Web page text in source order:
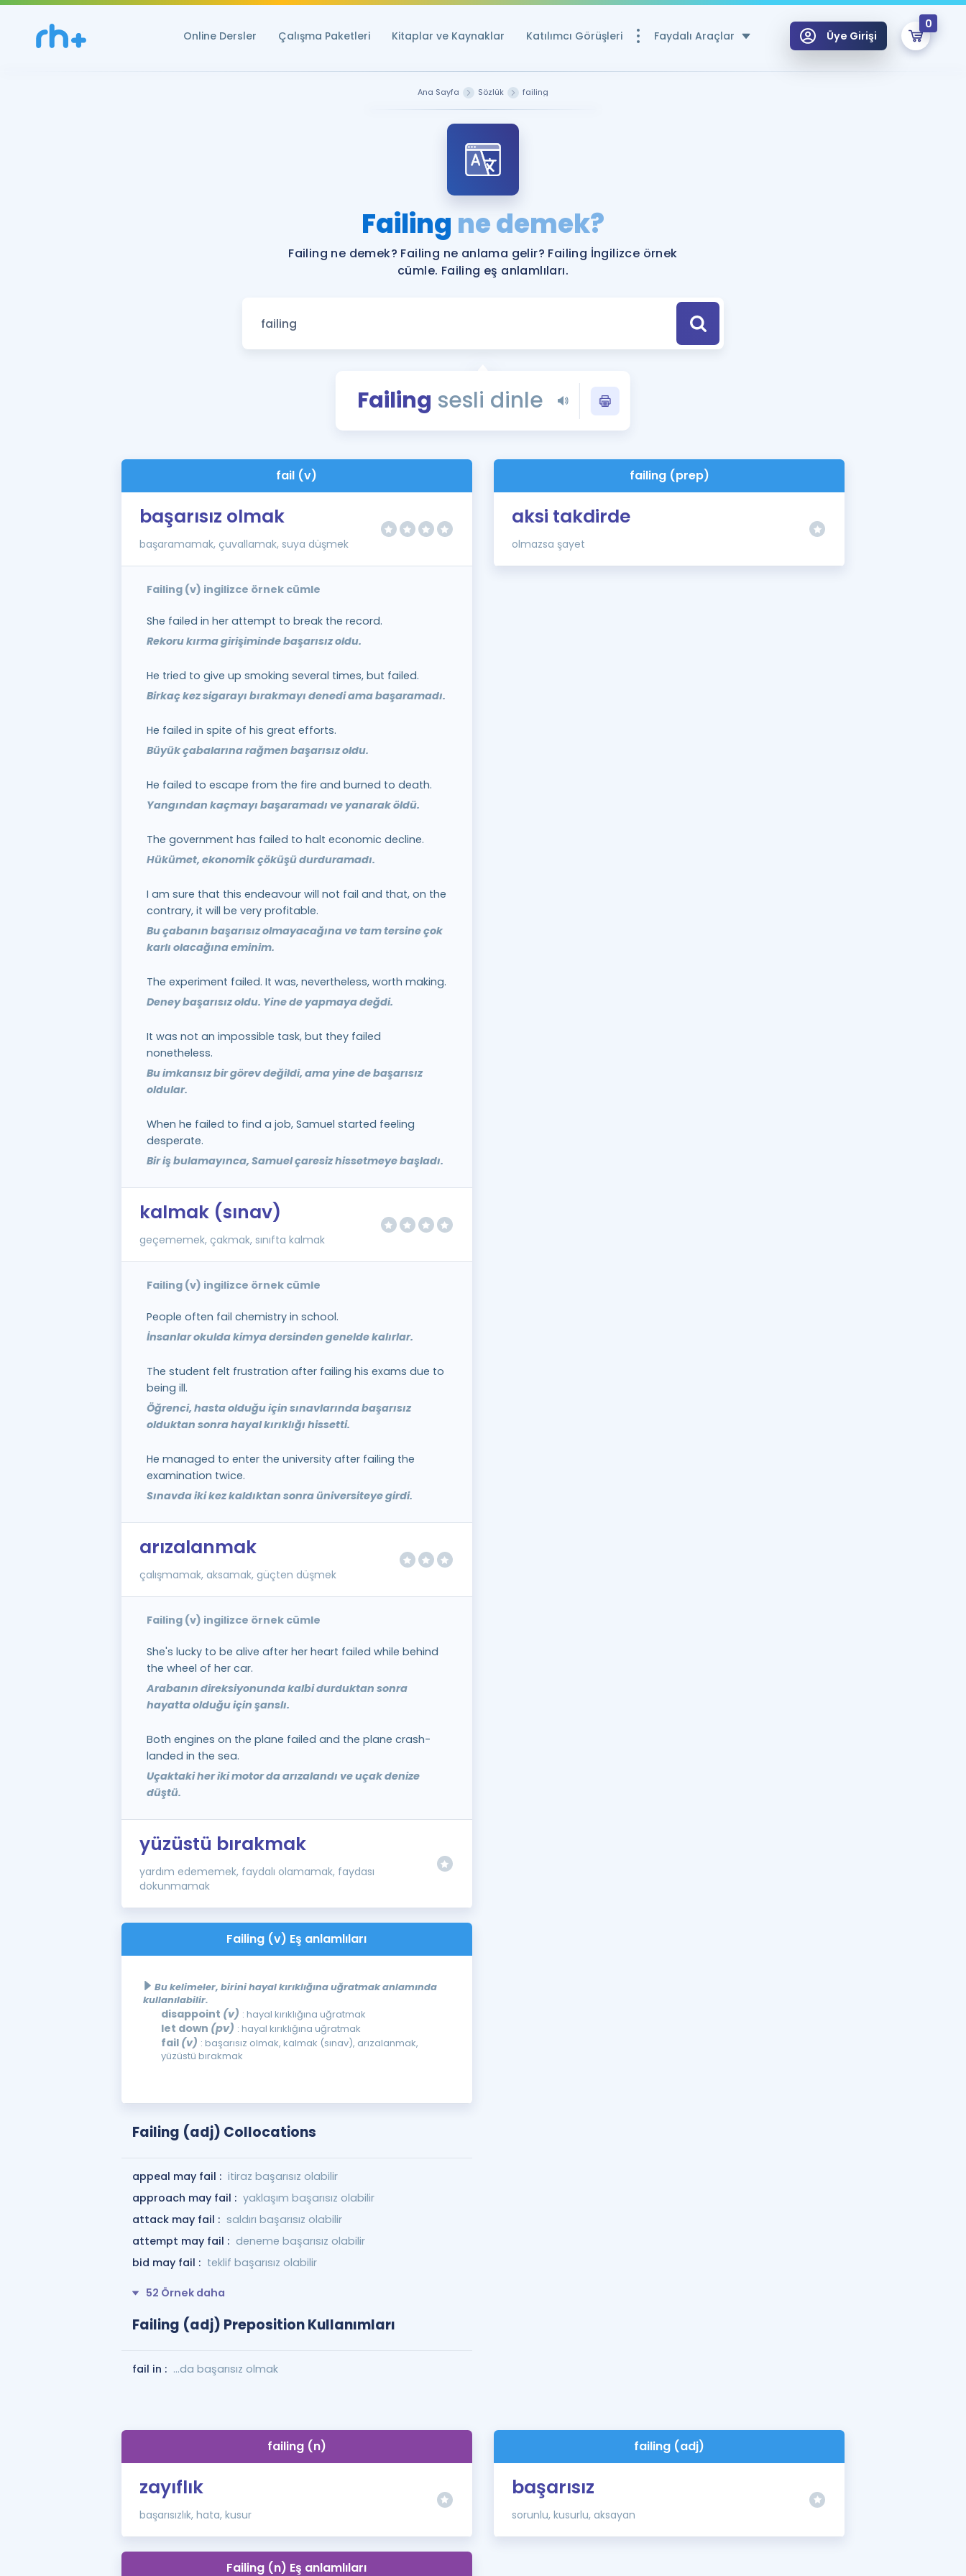
Online Dersler Çalışma Paketleri Kitaplar ve Kaynaklar Katılımcı Görüşleri Faydalı Araçlar
YDS ve YÖKDİL Puan Hesaplama Aracı
Rehberlik Aracı
YDS ve YÖKDİL'e Hazırlananlar için Öneriler
Tüm ÖSYM Sınavları Tek Takvimde
YDS - YÖKDİL Tüm Sınavlarla İlgili Haberler
İngilizce Gramer
Üye Girişi
0
Ana Sayfa Sözlük failing
Failing ne demek?
Failing ne demek? Failing ne anlama gelir? Failing İngilizce örnek
cümle. Failing eş anlamlıları.
Failing sesli dinle
fail (v)
başarısız olmak
başaramamak, çuvallamak, suya düşmek
Failing (v) ingilizce örnek cümle
She failed in her attempt to break the record.
Rekoru kırma girişiminde başarısız oldu.
He tried to give up smoking several times, but failed.
Birkaç kez sigarayı bırakmayı denedi ama başaramadı.
He failed in spite of his great efforts.
Büyük çabalarına rağmen başarısız oldu.
He failed to escape from the fire and burned to death.
Yangından kaçmayı başaramadı ve yanarak öldü.
The government has failed to halt economic decline.
Hükümet, ekonomik çöküşü durduramadı.
I am sure that this endeavour will not fail and that, on the
contrary, it will be very profitable.
Bu çabanın başarısız olmayacağına ve tam tersine çok
karlı olacağına eminim.
The experiment failed. It was, nevertheless, worth making.
Deney başarısız oldu. Yine de yapmaya değdi.
It was not an impossible task, but they failed
nonetheless.
Bu imkansız bir görev değildi, ama yine de başarısız
oldular.
When he failed to find a job, Samuel started feeling
desperate.
Bir iş bulamayınca, Samuel çaresiz hissetmeye başladı.
kalmak (sınav)
geçememek, çakmak, sınıfta kalmak
Failing (v) ingilizce örnek cümle
People often fail chemistry in school.
İnsanlar okulda kimya dersinden genelde kalırlar.
The student felt frustration after failing his exams due to
being ill.
Öğrenci, hasta olduğu için sınavlarında başarısız
olduktan sonra hayal kırıklığı hissetti.
He managed to enter the university after failing the
examination twice.
Sınavda iki kez kaldıktan sonra üniversiteye girdi.
arızalanmak
çalışmamak, aksamak, güçten düşmek
Failing (v) ingilizce örnek cümle
She's lucky to be alive after her heart failed while behind
the wheel of her car.
Arabanın direksiyonunda kalbi durduktan sonra
hayatta olduğu için şanslı.
Both engines on the plane failed and the plane crash-
landed in the sea.
Uçaktaki her iki motor da arızalandı ve uçak denize
düştü.
yüzüstü bırakmak
yardım edememek, faydalı olamamak, faydası
dokunmamak
Failing (v) Eş anlamlıları
Bu kelimeler, birini hayal kırıklığına uğratmak anlamında
kullanılabilir.
disappoint (v) : hayal kırıklığına uğratmak
let down (pv) : hayal kırıklığına uğratmak
fail (v) : başarısız olmak, kalmak (sınav), arızalanmak,
yüzüstü bırakmak
Failing (adj) Collocations
appeal may fail : itiraz başarısız olabilir
approach may fail : yaklaşım başarısız olabilir
attack may fail : saldırı başarısız olabilir
attempt may fail : deneme başarısız olabilir
bid may fail : teklif başarısız olabilir
52 Örnek daha
Failing (adj) Preposition Kullanımları
fail in : ...da başarısız olmak
failing (prep)
aksi takdirde
olmazsa şayet
failing (n)
zayıflık
başarısızlık, hata, kusur
Failing (n) Eş anlamlıları
failing (adj)
başarısız
sorunlu, kusurlu, aksayan